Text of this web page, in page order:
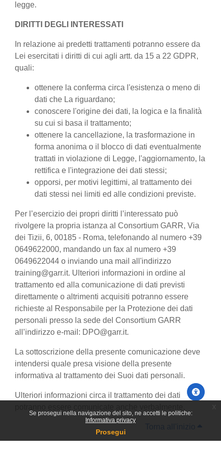
Se prosegui nella navigazione del sito, ne accetti le politiche:
Informativa privacy
Prosegui
legge.
DIRITTI DEGLI INTERESSATI
In relazione ai predetti trattamenti potranno essere da
Lei esercitati i diritti di cui agli artt. da 15 a 22 GDPR,
quali:
ottenere la conferma circa l'esistenza o meno di
dati che La riguardano;
conoscere l'origine dei dati, la logica e la finalità
su cui si basa il trattamento;
ottenere la cancellazione, la trasformazione in
forma anonima o il blocco di dati eventualmente
trattati in violazione di Legge, l'aggiornamento, la
rettifica e l'integrazione dei dati stessi;
opporsi, per motivi legittimi, al trattamento dei
dati stessi nei limiti ed alle condizioni previste.
Per l’esercizio dei propri diritti l’interessato può
rivolgere la propria istanza al Consortium GARR, Via
dei Tizii, 6, 00185 - Roma, telefonando al numero +39
0649622000, mandando un fax al numero +39
0649622044 o inviando una mail all'indirizzo
training@garr.it. Ulteriori informazioni in ordine al
trattamento ed alla comunicazione di dati previsti
direttamente o altrimenti acquisiti potranno essere
richieste al Responsabile per la Protezione dei dati
personali presso la sede del Consortium GARR
all’indirizzo e-mail: DPO@garr.it.
La sottoscrizione della presente comunicazione deve
intendersi quale presa visione della presente
informativa al trattamento dei Suoi dati personali.
Ulteriori informazioni circa il trattamento dei dati